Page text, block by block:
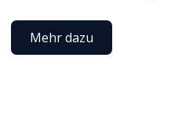
Mehr dazu